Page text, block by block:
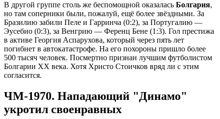
В другой группе столь же беспомощной оказалась Болгария,
но там соперники были, пожалуй, ещё более звёздными. За
Бразилию забили Пеле и Гарринча (0:2), за Португалию —
Эусебио (0:3), за Венгрию — Ференц Бене (1:3). Гол престижа
в активе Георгия Аспарухова, который через пять лет
погибнет в автокатастрофе. На его похороны пришло более
500 тысяч человек. Посмертно признан лучшим футболистом
Болгарии ХХ века. Хотя Христо Стоичков вряд ли с этим
согласится.
ЧМ-1970. Нападающий "Динамо"
укротил своенравных